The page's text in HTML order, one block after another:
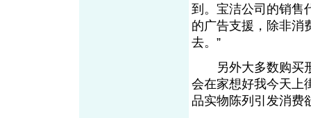
到。宝洁公司的销售
的广告支援，除非消
去。”
另外大多数购买形
会在家想好我今天上
品实物陈列引发消费